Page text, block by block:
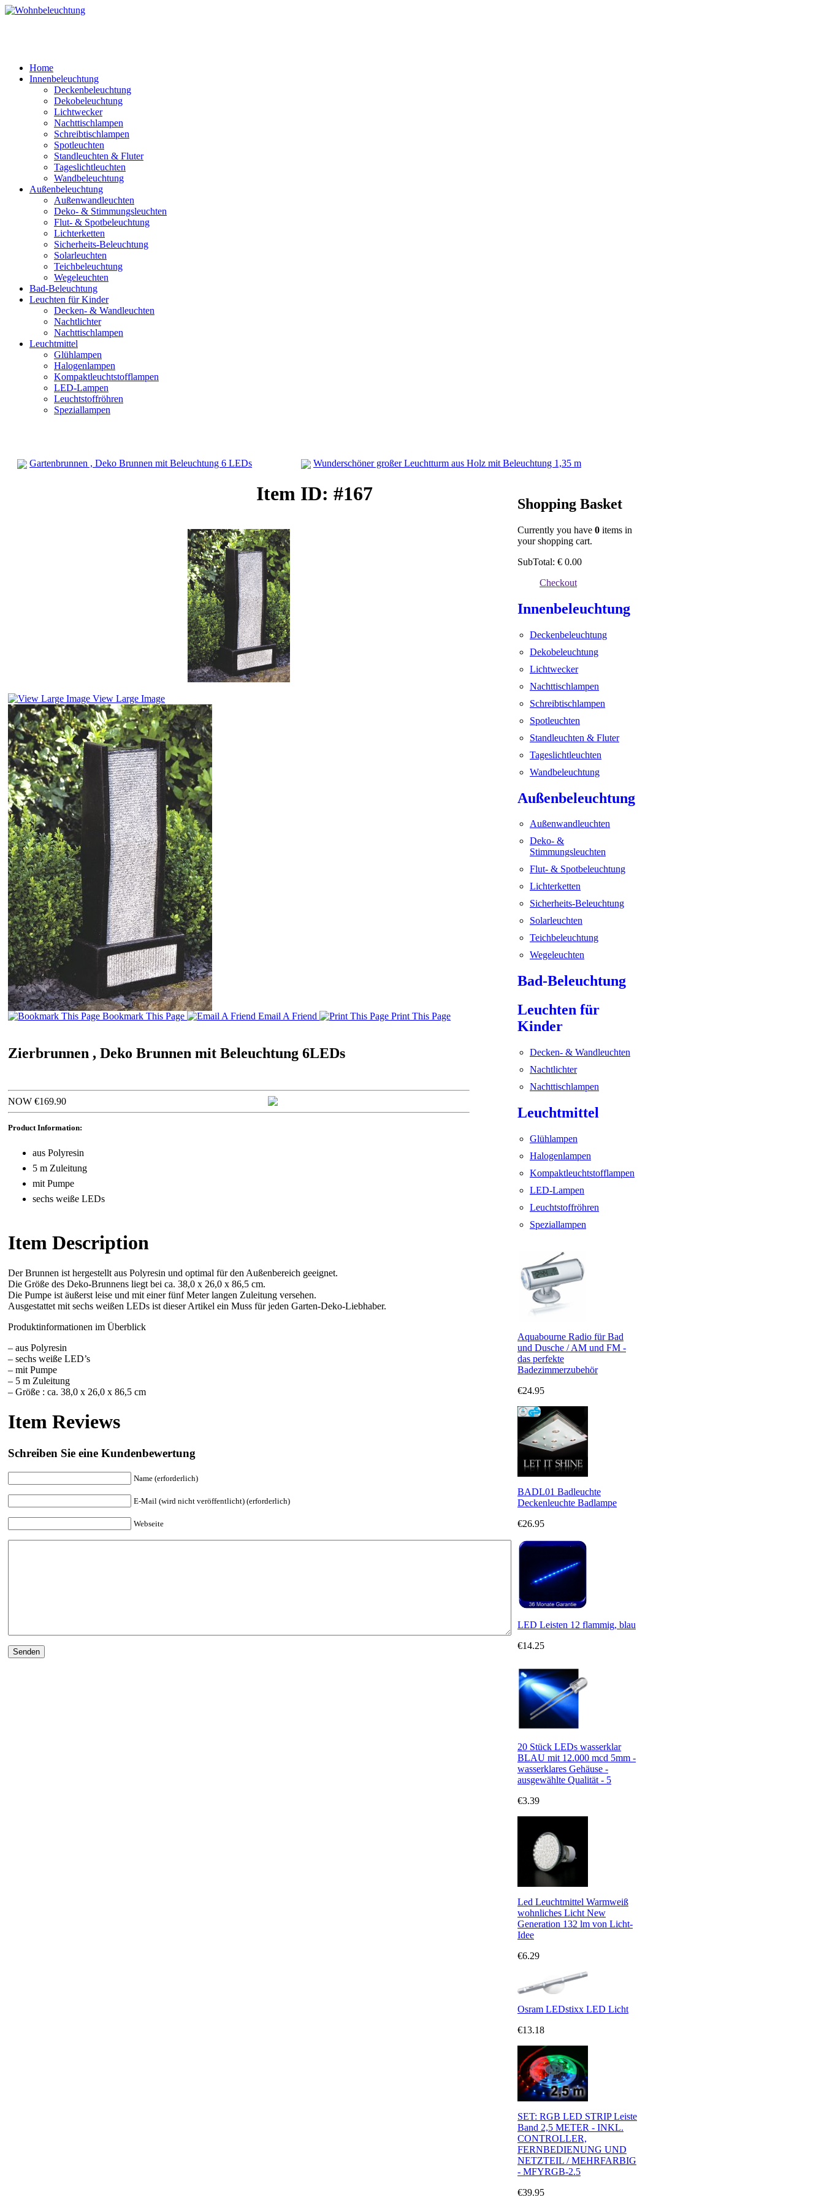
Home
Innenbeleuchtung
Deckenbeleuchtung
Dekobeleuchtung
Lichtwecker
Nachttischlampen
Schreibtischlampen
Spotleuchten
Standleuchten & Fluter
Tageslichtleuchten
Wandbeleuchtung
Außenbeleuchtung
Außenwandleuchten
Deko- & Stimmungsleuchten
Flut- & Spotbeleuchtung
Lichterketten
Sicherheits-Beleuchtung
Solarleuchten
Teichbeleuchtung
Wegeleuchten
Bad-Beleuchtung
Leuchten für Kinder
Decken- & Wandleuchten
Nachtlichter
Nachttischlampen
Leuchtmittel
Glühlampen
Halogenlampen
Kompaktleuchtstofflampen
LED-Lampen
Leuchtstoffröhren
Speziallampen
Gartenbrunnen , Deko Brunnen mit Beleuchtung 6 LEDs Wunderschöner großer Leuchtturm aus Holz mit Beleuchtung 1,35 m
Item ID: #167
View Large Image
Bookmark This Page Email A Friend Print This Page
Zierbrunnen , Deko Brunnen mit Beleuchtung 6LEDs
NOW €169.90
Product Information:
aus Polyresin
5 m Zuleitung
mit Pumpe
sechs weiße LEDs
Item Description
Der Brunnen ist hergestellt aus Polyresin und optimal für den Außenbereich geeignet.
Die Größe des Deko-Brunnens liegt bei ca. 38,0 x 26,0 x 86,5 cm.
Die Pumpe ist äußerst leise und mit einer fünf Meter langen Zuleitung versehen.
Ausgestattet mit sechs weißen LEDs ist dieser Artikel ein Muss für jeden Garten-Deko-Liebhaber.
Produktinformationen im Überblick
– aus Polyresin
– sechs weiße LED’s
– mit Pumpe
– 5 m Zuleitung
– Größe : ca. 38,0 x 26,0 x 86,5 cm
Item Reviews
Schreiben Sie eine Kundenbewertung
Name (erforderlich)
E-Mail (wird nicht veröffentlicht) (erforderlich)
Webseite
Shopping Basket
Currently you have 0 items in
your shopping cart.
SubTotal: € 0.00
Checkout
Innenbeleuchtung
Deckenbeleuchtung
Dekobeleuchtung
Lichtwecker
Nachttischlampen
Schreibtischlampen
Spotleuchten
Standleuchten & Fluter
Tageslichtleuchten
Wandbeleuchtung
Außenbeleuchtung
Außenwandleuchten
Deko- &
Stimmungsleuchten
Flut- & Spotbeleuchtung
Lichterketten
Sicherheits-Beleuchtung
Solarleuchten
Teichbeleuchtung
Wegeleuchten
Bad-Beleuchtung
Leuchten für
Kinder
Decken- & Wandleuchten
Nachtlichter
Nachttischlampen
Leuchtmittel
Glühlampen
Halogenlampen
Kompaktleuchtstofflampen
LED-Lampen
Leuchtstoffröhren
Speziallampen
Aquabourne Radio für Bad
und Dusche / AM und FM -
das perfekte
Badezimmerzubehör
€24.95
BADL01 Badleuchte
Deckenleuchte Badlampe
€26.95
LED Leisten 12 flammig, blau
€14.25
20 Stück LEDs wasserklar
BLAU mit 12.000 mcd 5mm -
wasserklares Gehäuse -
ausgewählte Qualität - 5
€3.39
Led Leuchtmittel Warmweiß
wohnliches Licht New
Generation 132 lm von Licht-
Idee
€6.29
Osram LEDstixx LED Licht
€13.18
SET: RGB LED STRIP Leiste
Band 2,5 METER - INKL.
CONTROLLER,
FERNBEDIENUNG UND
NETZTEIL / MEHRFARBIG
- MFYRGB-2.5
€39.95